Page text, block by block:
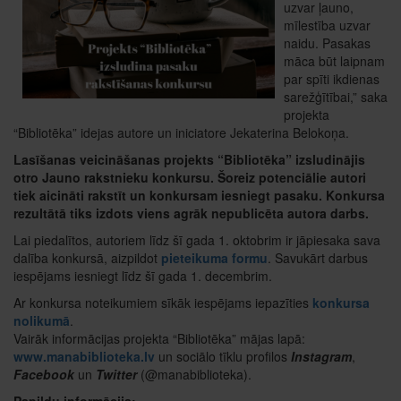
uzvar ļauno,
mīlestība uzvar
naidu. Pasakas
māca būt laipnam
par spīti ikdienas
sarežģītībai,” saka
projekta
“Bibliotēka” idejas autore un iniciatore Jekaterina Belokoņa.
Lasīšanas veicināšanas projekts “Bibliotēka” izsludinājis
otro Jauno rakstnieku konkursu. Šoreiz potenciālie autori
tiek aicināti rakstīt un konkursam iesniegt pasaku. Konkursa
rezultātā tiks izdots viens agrāk nepublicēta autora darbs.
Lai piedalītos, autoriem līdz šī gada 1. oktobrim ir jāpiesaka sava
dalība konkursā, aizpildot pieteikuma formu . Savukārt darbus
iespējams iesniegt līdz šī gada 1. decembrim.
Ar konkursa noteikumiem sīkāk iespējams iepazīties konkursa
nolikumā
Vairāk informācijas projekta “Bibliotēka” mājas lapā:
www.manabiblioteka.lv un sociālo tīklu profilos Instagram
Facebook un Twitter(@manabiblioteka).